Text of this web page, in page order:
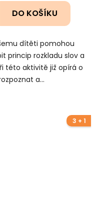
DO KOŠÍKU
dítěti pomohou
princip rozkladu slov a
této aktivitě již opírá o
a...
3 + 1